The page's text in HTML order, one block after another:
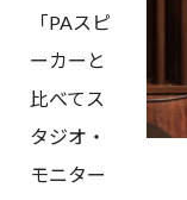
「PAスピ
ーカーと
比べてス
タジオ・
モニター